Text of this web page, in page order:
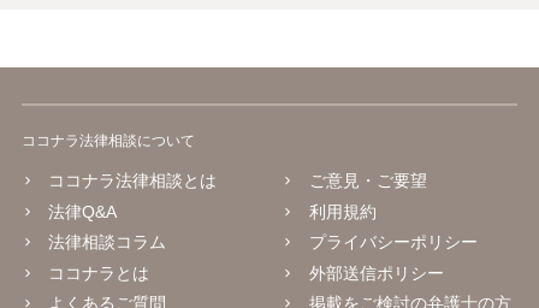
ココナラ法律相談について
ココナラ法律相談とは
法律Q&A
法律相談コラム
ココナラとは
よくあるご質問
ご意見・ご要望
利用規約
プライバシーポリシー
外部送信ポリシー
掲載をご検討の弁護士の方